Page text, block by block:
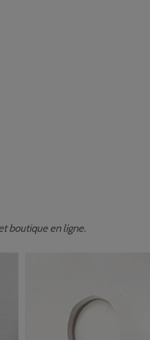
boutique en ligne.